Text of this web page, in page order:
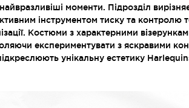
моменти. Підрозділ
інструментом тиску та контролю
Костюми з характерними
експериментувати з яскравими
унікальну естетику